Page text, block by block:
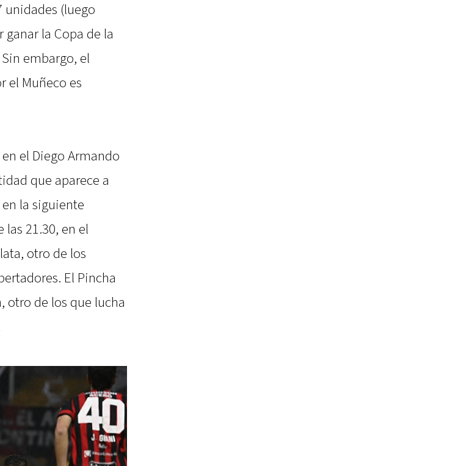
unidades (luego
la Copa de la
embargo, el
el Muñeco es
el Diego Armando
que aparece a
la siguiente
21.30, en el
otro de los
El Pincha
otro de los que lucha